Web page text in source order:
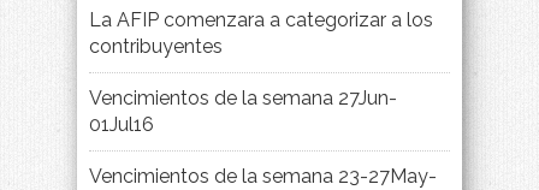
La AFIP comenzara a categorizar a los
contribuyentes
Vencimientos de la semana 27Jun-
01Jul16
Vencimientos de la semana 23-27May-